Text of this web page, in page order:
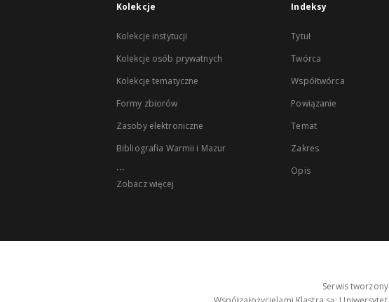
Kolekcje
Kolekcje instytucji
Kolekcje osób prywatnych
Kolekcje tematyczne
Formy zbiorów
Zasoby elektroniczne
Bibliografia Warmii i Mazur
...
Zobacz więcej
Indeksy
Tytuł
Twórca
Współtwórca
Powiązanie
Temat
Zakres
Opis
Serwis